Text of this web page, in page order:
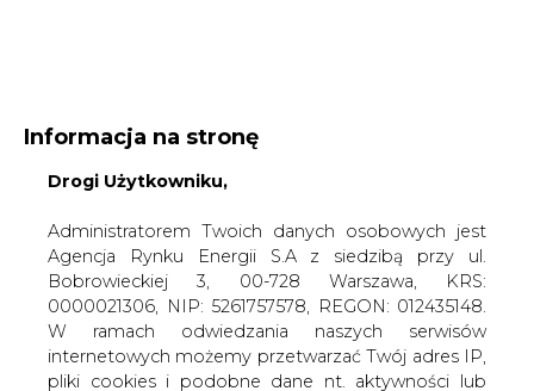
Administratorem Twoich danych osobowych jest
Bobrowieckiej 3, 00-728 Warszawa, KRS:
W ramach odwiedzania naszych serwisów
internetowych możemy przetwarzać Twój adres IP,
pliki cookies i podobne dane nt. aktywności lub
urządzeń użytkownika. Jeżeli dane te pozwalają
zidentyfikować Twoją tożsamość, wówczas będą
traktowane dodatkowo jako dane osobowe
zgodnie z Rozporządzeniem Parlamentu